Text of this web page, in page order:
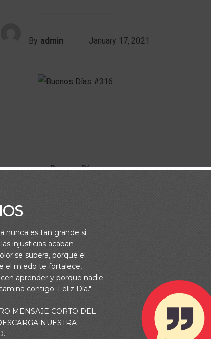
By admin January 17, 2021
Buenos Días.
nunca es tan grande si
injusticias acaban
se supera, porque el
el miedo te fortalece,
aprender y porque nadie
contigo. Feliz Día."
MENSAJE CORTO DEL
NUESTRA